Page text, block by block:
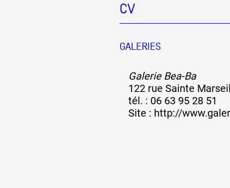
CV
GALERIES
Galerie Bea-Ba
122 rue Sainte
tél. : 06 63 95 28 51
Site : http://